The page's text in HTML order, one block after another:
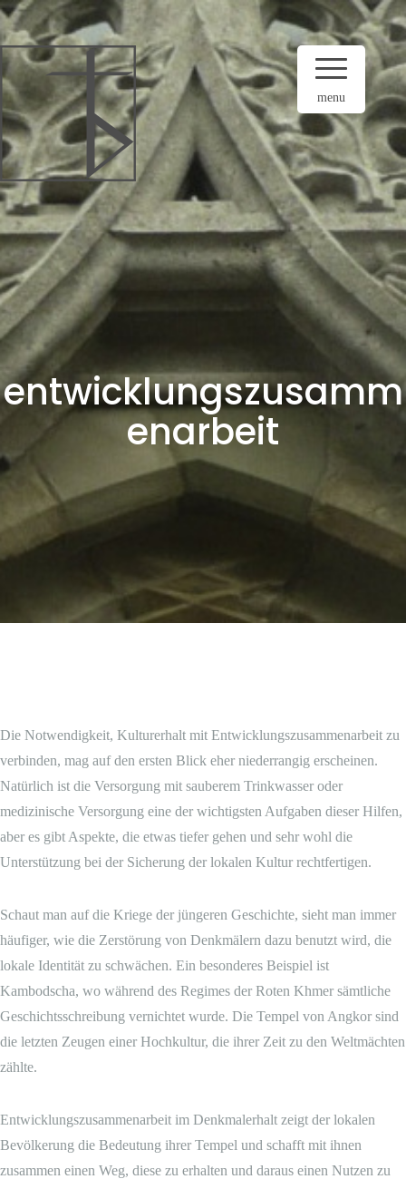
entwicklungszusamm
enarbeit
Die Notwendigkeit, Kulturerhalt mit Entwicklungszusammenarbeit zu
verbinden, mag auf den ersten Blick eher niederrangig erscheinen.
Natürlich ist die Versorgung mit sauberem Trinkwasser oder
medizinische Versorgung eine der wichtigsten Aufgaben dieser Hilfen,
aber es gibt Aspekte, die etwas tiefer gehen und sehr wohl die
Unterstützung bei der Sicherung der lokalen Kultur rechtfertigen.
Schaut man auf die Kriege der jüngeren Geschichte, sieht man immer
häufiger, wie die Zerstörung von Denkmälern dazu benutzt wird, die
lokale Identität zu schwächen. Ein besonderes Beispiel ist
Kambodscha, wo während des Regimes der Roten Khmer sämtliche
Geschichtsschreibung vernichtet wurde. Die Tempel von Angkor sind
die letzten Zeugen einer Hochkultur, die ihrer Zeit zu den Weltmächten
zählte.
Entwicklungszusammenarbeit im Denkmalerhalt zeigt der lokalen
Bevölkerung die Bedeutung ihrer Tempel und schafft mit ihnen
zusammen einen Weg, diese zu erhalten und daraus einen Nutzen zu
menu